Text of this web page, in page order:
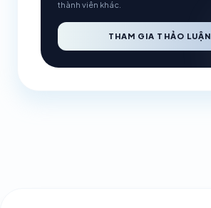
thành viên khác.
THAM GIA THẢO LUẬN